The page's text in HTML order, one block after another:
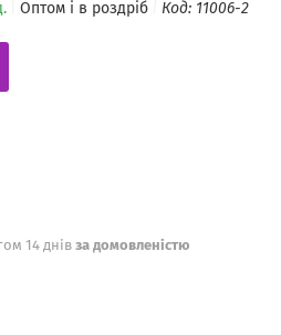
Оптом і в роздріб Код: 11006-2
14 днів за домовленістю